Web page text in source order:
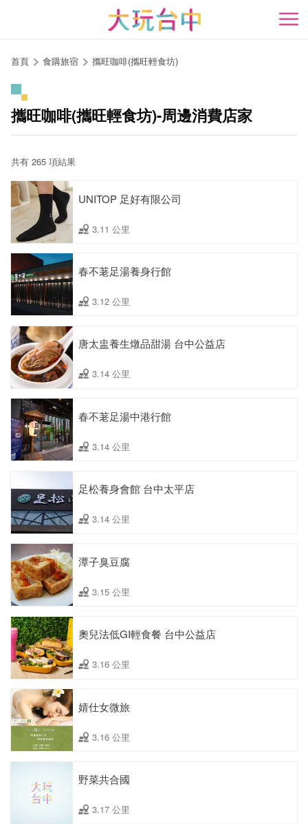
開
首頁 食購旅宿 攜旺咖啡(攜旺輕食坊)
攜旺咖啡(攜旺輕食坊)-周邊消費店家
共有 265 項結果
UNITOP 足好有限公司
3.11 公里
春不荖足湯養身行館
3.12 公里
唐太盅養生燉品甜湯 台中公益店
3.14 公里
春不荖足湯中港行館
3.14 公里
足松養身會館 台中太平店
3.14 公里
潭子臭豆腐
3.15 公里
奧兒法低GI輕食餐 台中公益店
3.16 公里
婧仕女微旅
3.16 公里
野菜共合國
3.17 公里